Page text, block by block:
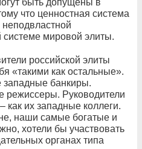
что ценностная система
системе мировой элиты.
российской элиты
«такими как остальные».
банкиры.
режиссеры. Руководители
как их западные коллеги.
наши самые богатые и
хотели бы участвовать
органах типа